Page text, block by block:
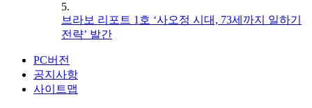
5.
브라보 리포트 1호 ‘사오정 시대, 73세까지 일하기
전략’ 발간
PC버전
공지사항
사이트맵